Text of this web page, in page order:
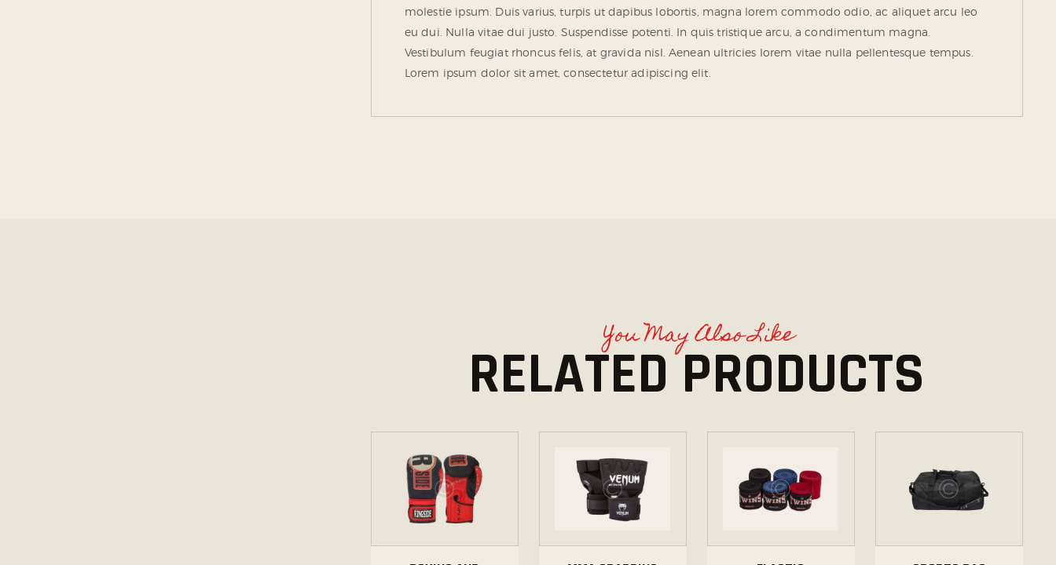
molestie ipsum. Duis varius, turpis ut dapibus lobortis, magna lorem commodo odio, ac aliquet arcu leo
eu dui. Nulla vitae dui justo. Suspendisse potenti. In quis tristique arcu, a condimentum magna.
Vestibulum feugiat rhoncus felis, at gravida nisl. Aenean ultricies lorem vitae nulla pellentesque tempus.
Lorem ipsum dolor sit amet, consectetur adipiscing elit.
You May Also Like
RELATED PRODUCTS